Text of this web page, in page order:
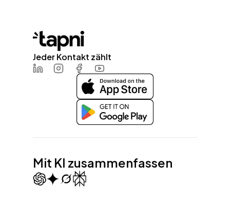
Jeder Kontakt zählt
InstagramFacebookYoutube
Mit KI zusammenfassen